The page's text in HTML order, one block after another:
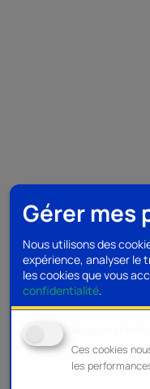
Gérer mes
Nous utilisons des
expérience, analyser le
les cookies que vous
confidentialité.
Ces cookies
les